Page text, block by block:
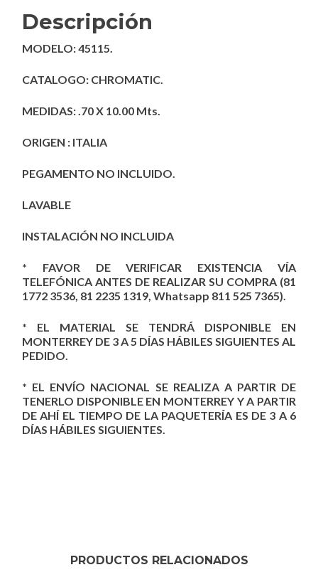
Descripción
MODELO: 45115.
CATALOGO: CHROMATIC.
MEDIDAS: .70 X 10.00 Mts.
ORIGEN : ITALIA
PEGAMENTO NO INCLUIDO.
LAVABLE
INSTALACIÓN NO INCLUIDA
* FAVOR DE VERIFICAR EXISTENCIA VÍA
TELEFÓNICA ANTES DE REALIZAR SU COMPRA (81
1772 3536, 81 2235 1319, Whatsapp 811 525 7365).
* EL MATERIAL SE TENDRÁ DISPONIBLE EN
MONTERREY DE 3 A 5 DÍAS HÁBILES SIGUIENTES AL
PEDIDO.
* EL ENVÍO NACIONAL SE REALIZA A PARTIR DE
TENERLO DISPONIBLE EN MONTERREY Y A PARTIR
DE AHÍ EL TIEMPO DE LA PAQUETERÍA ES DE 3 A 6
DÍAS HÁBILES SIGUIENTES.
PRODUCTOS RELACIONADOS